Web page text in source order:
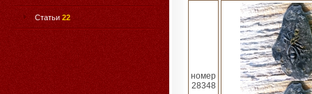
Статьи 22
номер
28348